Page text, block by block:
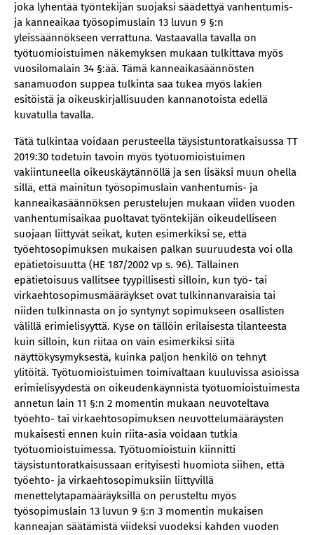
joka lyhentää työntekijän suojaksi säädettyä vanhentumis-
ja kanneaikaa työsopimuslain 13 luvun 9 §:n
yleissäännökseen verrattuna. Vastaavalla tavalla on
työtuomioistuimen näkemyksen mukaan tulkittava myös
vuosilomalain 34 §:ää. Tämä kanneaikasäännösten
sanamuodon suppea tulkinta saa tukea myös lakien
esitöistä ja oikeuskirjallisuuden kannanotoista edellä
kuvatulla tavalla.
Tätä tulkintaa voidaan perusteella täysistuntoratkaisussa TT
2019:30 todetuin tavoin myös työtuomioistuimen
vakiintuneella oikeuskäytännöllä ja sen lisäksi muun ohella
sillä, että mainitun työsopimuslain vanhentumis- ja
kanneaikasäännöksen perustelujen mukaan viiden vuoden
vanhentumisaikaa puoltavat työntekijän oikeudelliseen
suojaan liittyvät seikat, kuten esimerkiksi se, että
työehtosopimuksen mukaisen palkan suuruudesta voi olla
epätietoisuutta (HE 187/2002 vp s. 96). Tällainen
epätietoisuus vallitsee tyypillisesti silloin, kun työ- tai
virkaehtosopimusmääräykset ovat tulkinnanvaraisia tai
niiden tulkinnasta on jo syntynyt sopimukseen osallisten
välillä erimielisyyttä. Kyse on tällöin erilaisesta tilanteesta
kuin silloin, kun riitaa on vain esimerkiksi siitä
näyttökysymyksestä, kuinka paljon henkilö on tehnyt
ylitöitä. Työtuomioistuimen toimivaltaan kuuluvissa asioissa
erimielisyydestä on oikeudenkäynnistä työtuomioistuimesta
annetun lain 11 §:n 2 momentin mukaan neuvoteltava
työehto- tai virkaehtosopimuksen neuvottelumääräysten
mukaisesti ennen kuin riita-asia voidaan tutkia
työtuomioistuimessa. Työtuomioistuin kiinnitti
täysistuntoratkaisussaan erityisesti huomiota siihen, että
työehto- ja virkaehtosopimuksiin liittyvillä
menettelytapamääräyksillä on perusteltu myös
työsopimuslain 13 luvun 9 §:n 3 momentin mukaisen
kanneajan säätämistä viideksi vuodeksi kahden vuoden